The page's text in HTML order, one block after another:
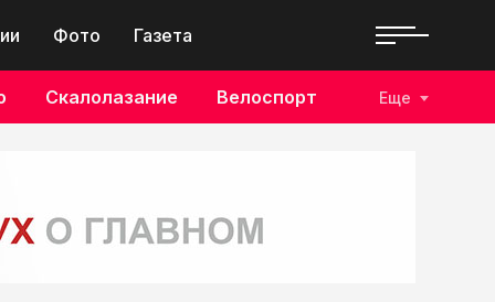
Фото Газета
Скалолазание Велоспорт Еще